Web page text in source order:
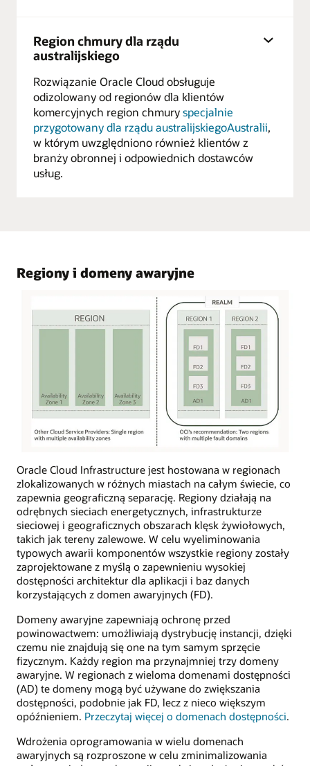
Region chmury dla rządu
australijskiego
Rozwiązanie Oracle Cloud obsługuje
odizolowany od regionów dla klientów
komercyjnych region chmuryspecjalnie
przygotowany dla rządu australijskiegoAustralii,
w którym uwzględniono również klientów z
branży obronnej i odpowiednich dostawców
usług.
Regiony i domeny awaryjne
Oracle Cloud Infrastructure jest hostowana w regionach
zlokalizowanych w różnych miastach na całym świecie, co
zapewnia geograficzną separację. Regiony działają na
odrębnych sieciach energetycznych, infrastrukturze
sieciowej i geograficznych obszarach klęsk żywiołowych,
takich jak tereny zalewowe. W celu wyeliminowania
typowych awarii komponentów wszystkie regiony zostały
zaprojektowane z myślą o zapewnieniu wysokiej
dostępności architektur dla aplikacji i baz danych
korzystających z domen awaryjnych (FD).
Domeny awaryjne zapewniają ochronę przed
powinowactwem: umożliwiają dystrybucję instancji, dzięki
czemu nie znajdują się one na tym samym sprzęcie
fizycznym. Każdy region ma przynajmniej trzy domeny
awaryjne. W regionach z wieloma domenami dostępności
(AD) te domeny mogą być używane do zwiększania
dostępności, podobnie jak FD, lecz z nieco większym
opóźnieniem. Przeczytaj więcej o domenach dostępności.
Wdrożenia oprogramowania w wielu domenach
awaryjnych są rozproszone w celu zminimalizowania